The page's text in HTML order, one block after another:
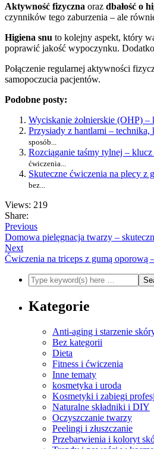
Aktywność fizyczna oraz dbałość o
czynników tego zaburzenia – ale
Higiena snu to kolejny aspekt, który
poprawić jakość wypoczynku.
Połączenie regularnej aktywności
samopoczucia pacjentów.
Podobne posty:
Wyciskanie żołnierskie (OHP)
Przysiady z hantlami –
sposób...
Rozciąganie taśmy tylnej –
ćwiczenia...
Skuteczne ćwiczenia na plecy z
bez...
Views: 219
Share:
Previous
Domowa pielęgnacja twarzy –
Next
Ćwiczenia na triceps z gumą oporową
Kategorie
Anti-aging i starzenie
Bez kategorii
Dieta
Fitness i ćwiczenia
Inne tematy
kosmetyka i uroda
Kosmetyki i zabiegi
Naturalne składniki i DIY
Oczyszczanie twarzy
Peelingi i złuszczanie
Przebarwienia i koloryt